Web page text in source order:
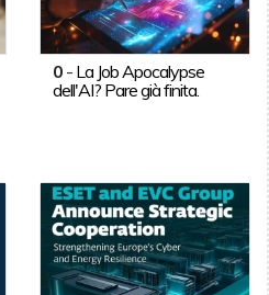
0 - La Job Apocalypse
dell'AI? Pare già finita.